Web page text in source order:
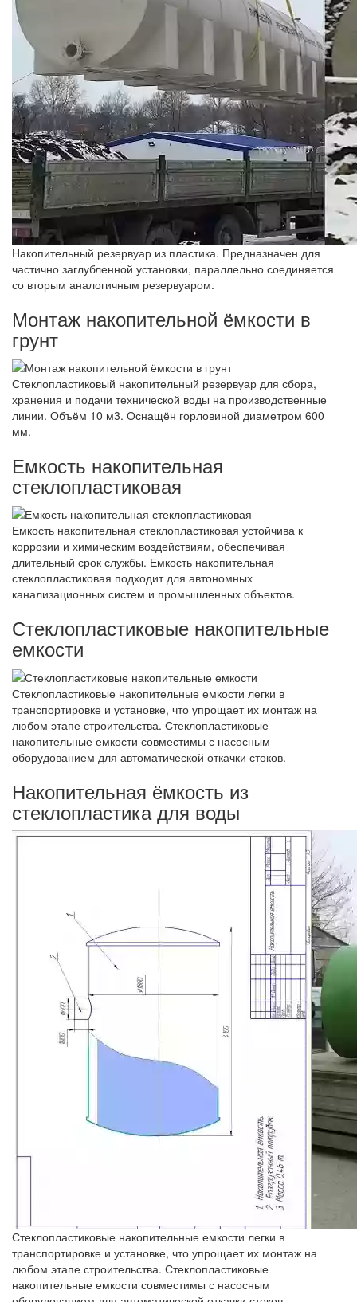
Накопительный резервуар из пластика. Предназначен для
частично заглубленной установки, параллельно соединяется
со вторым аналогичным резервуаром.
Монтаж накопительной ёмкости в
грунт
Стеклопластиковый накопительный резервуар для сбора,
хранения и подачи технической воды на производственные
линии. Объём 10 м3. Оснащён горловиной диаметром 600
мм.
Емкость накопительная
стеклопластиковая
Емкость накопительная стеклопластиковая устойчива к
коррозии и химическим воздействиям, обеспечивая
длительный срок службы. Емкость накопительная
стеклопластиковая подходит для автономных
канализационных систем и промышленных объектов.
Стеклопластиковые накопительные
емкости
Стеклопластиковые накопительные емкости легки в
транспортировке и установке, что упрощает их монтаж на
любом этапе строительства. Стеклопластиковые
накопительные емкости совместимы с насосным
оборудованием для автоматической откачки стоков.
Накопительная ёмкость из
стеклопластика для воды
Стеклопластиковые накопительные емкости легки в
транспортировке и установке, что упрощает их монтаж на
любом этапе строительства. Стеклопластиковые
накопительные емкости совместимы с насосным